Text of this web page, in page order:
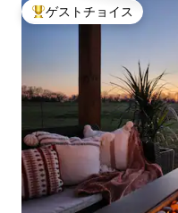
大好評のゲストチョイスで
ゲストチョイス